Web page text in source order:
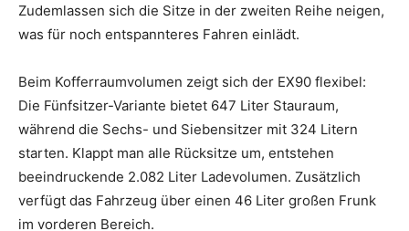
Zudemlassen sich die Sitze in der zweiten Reihe neigen,
was für noch entspannteres Fahren einlädt.
Beim Kofferraumvolumen zeigt sich der EX90 flexibel:
Die Fünfsitzer-Variante bietet 647 Liter Stauraum,
während die Sechs- und Siebensitzer mit 324 Litern
starten. Klappt man alle Rücksitze um, entstehen
beeindruckende 2.082 Liter Ladevolumen. Zusätzlich
verfügt das Fahrzeug über einen 46 Liter großen Frunk
im vorderen Bereich.